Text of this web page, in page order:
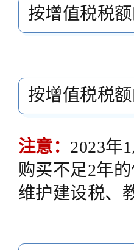
按增值税税额
按增值税税额
注意： 2023年
购买不足2年
维护建设税、